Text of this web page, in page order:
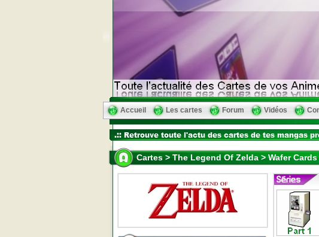
Accueil Les cartes Forum Vidéos
Cartes > The Legend Of Zelda > Wafer